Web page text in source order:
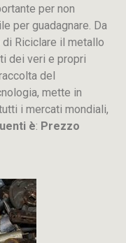
per non
per guadagnare. Da
di Riciclare il metallo
dei veri e propri
del
mette in
i mercati mondiali,
è: Prezzo